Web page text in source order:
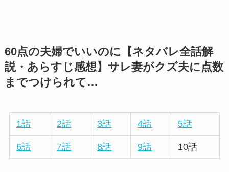
60点の夫婦でいいのに【ネタバレ全話解
説・あらすじ感想】サレ妻がクズ夫に点数
までつけられて…
1話 2話 3話 4話 5話
6話 7話 8話 9話 10話